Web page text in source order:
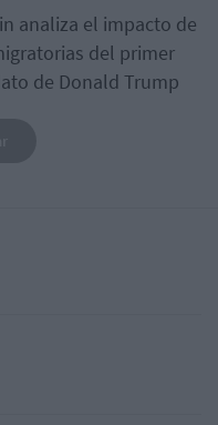
analiza el impacto de
del primer
de Donald Trump